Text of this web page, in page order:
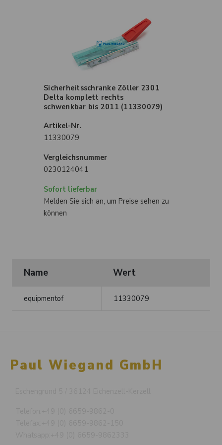
Sicherheitsschranke Zöller 2301
Delta komplett rechts
schwenkbar bis 2011 (11330079)
Artikel-Nr.
11330079
Vergleichsnummer
0230124041
Sofort lieferbar
Melden Sie sich an, um Preise sehen zu
können
Name Wert
equipmentof 11330079
Paul Wiegand GmbH